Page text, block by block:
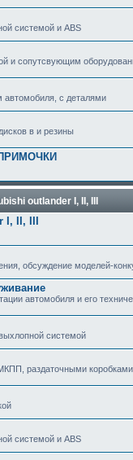
системой и ABS
и сопутсвующим
с деталями
в и резины
outlander I, II, III
II, III
обсуждение моделей-
автомобиля и его
системой
раздаточными
системой и ABS